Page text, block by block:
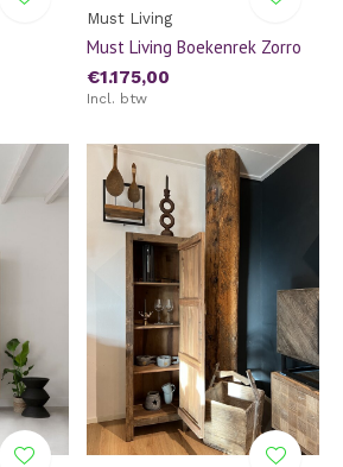
Must Living
Must Living Boekenrek Zorro
€1.175,00
Incl. btw